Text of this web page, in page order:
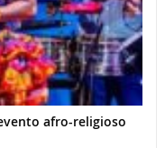
afro-religioso